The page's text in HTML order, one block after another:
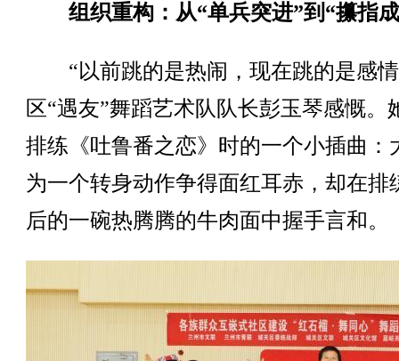
组织重构：从“单兵突进”到“攥指
“以前跳的是热闹，现在跳的是感情
区“遇友”舞蹈艺术队队长彭玉琴感慨。
排练《吐鲁番之恋》时的一个小插曲：
为一个转身动作争得面红耳赤，却在排
后的一碗热腾腾的牛肉面中握手言和。